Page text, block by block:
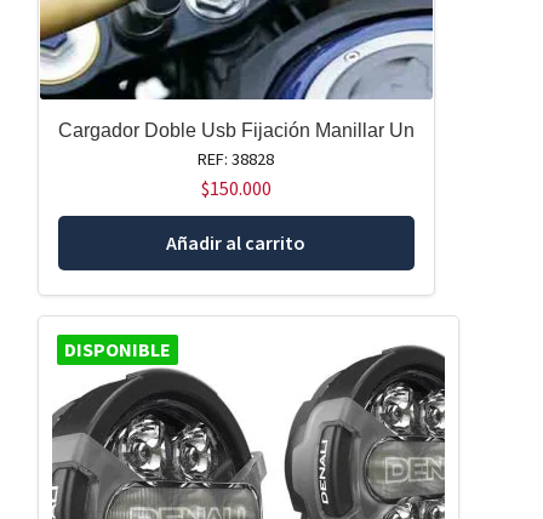
Cargador Doble Usb Fijación Manillar Un
REF: 38828
$150.000
Añadir al carrito
DISPONIBLE